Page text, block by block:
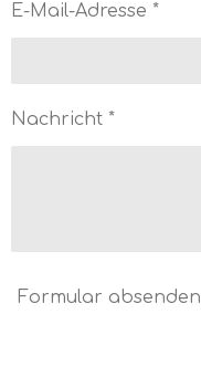
E-Mail-Adresse *
Nachricht *
Formular absenden